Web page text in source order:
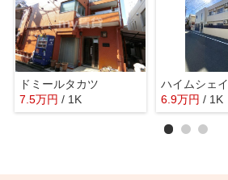
ドミールタカツ
7.5万円 / 1K
ハイムシェイ
6.9万円 / 1K